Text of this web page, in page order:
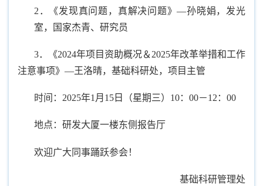
2 ．《发现真问题，真解决问题》—孙晓娟，发光
室，国家杰青、研究员
3．《2024年项目资助概况＆2025年改革举措和工作
注意事项》—王洛晴，基础科研处，项目主管
时间： 2025年1月15日（星期三）10：00－12：00
地点：研发大厦一楼东侧报告厅
欢迎广大同事踊跃参会！
基础科研管理处